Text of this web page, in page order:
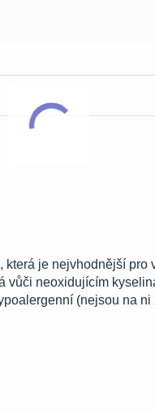
je nejvhodnější pro
vůči neoxidujícím
(nejsou na